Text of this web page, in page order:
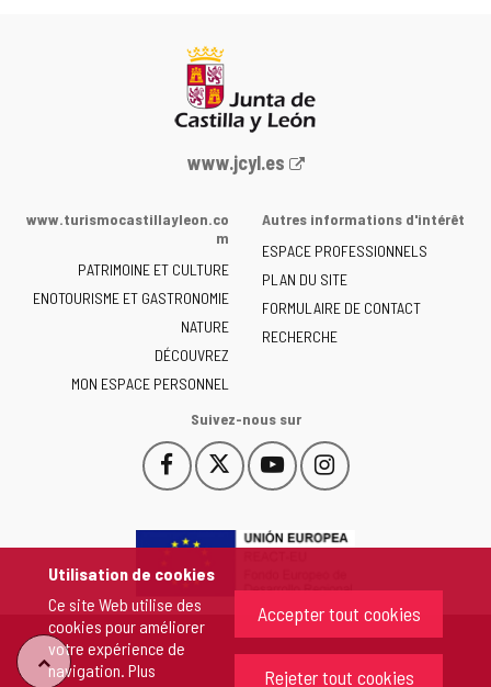
Utilisation de cookies
Ce site Web utilise des
cookies pour améliorer
votre expérience de
navigation. Plus
Accepter tout cookies
Rejeter tout cookies
Portail
la
de
Castilla
y
León
-
www.jcyl.es
www.turismocastillayleon.co
m
PATRIMOINE ET CULTURE
ENOTOURISME ET GASTRONOMIE
NATURE
DÉCOUVREZ
MON ESPACE PERSONNEL
Autres informations d'intérêt
ESPACE PROFESSIONNELS
PLAN DU SITE
FORMULAIRE DE CONTACT
RECHERCHE
Suivez-nous sur
Facebook
Este
enlace
abrirá
una
ventana
nueva.
Este
enlace
abrirá
ventana
nueva.
YouTube
Este
enlace
abrirá
ventana
nueva.
Instagram
Este
enlace
abrirá
ventana
nueva.
"Retour